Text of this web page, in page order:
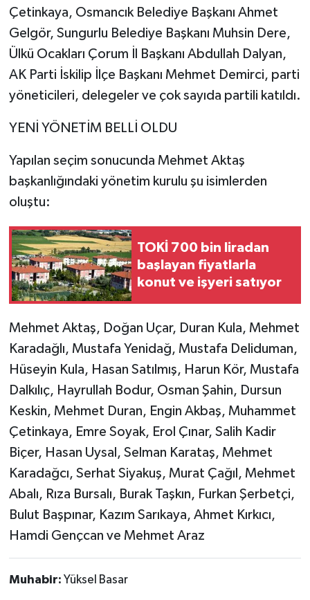
Çetinkaya, Osmancık Belediye Başkanı Ahmet
Gelgör, Sungurlu Belediye Başkanı Muhsin Dere,
Ülkü Ocakları Çorum İl Başkanı Abdullah Dalyan,
AK Parti İskilip İlçe Başkanı Mehmet Demirci, parti
yöneticileri, delegeler ve çok sayıda partili katıldı.
YENİ YÖNETİM BELLİ OLDU
Yapılan seçim sonucunda Mehmet Aktaş
başkanlığındaki yönetim kurulu şu isimlerden
oluştu:
TOKİ 700 bin liradan
başlayan fiyatlarla
konut ve işyeri satıyor
Mehmet Aktaş, Doğan Uçar, Duran Kula, Mehmet
Karadağlı, Mustafa Yenidağ, Mustafa Deliduman,
Hüseyin Kula, Hasan Satılmış, Harun Kör, Mustafa
Dalkılıç, Hayrullah Bodur, Osman Şahin, Dursun
Keskin, Mehmet Duran, Engin Akbaş, Muhammet
Çetinkaya, Emre Soyak, Erol Çınar, Salih Kadir
Biçer, Hasan Uysal, Selman Karataş, Mehmet
Karadağcı, Serhat Siyakuş, Murat Çağıl, Mehmet
Abalı, Rıza Bursalı, Burak Taşkın, Furkan Şerbetçi,
Bulut Başpınar, Kazım Sarıkaya, Ahmet Kırkıcı,
Hamdi Gençcan ve Mehmet Araz
Muhabir: Yüksel Basar